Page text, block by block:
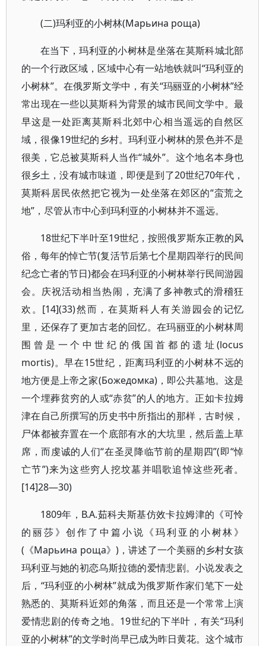
(二)玛利亚的小树林(Марьина роща)
在当下，玛利亚的小树林是坐落在莫斯科城北部
的一个行政区域，区域中心有一站地铁就叫“玛利亚的
小树林”。在俄罗斯文学中，有关“玛丽亚的小树林”经
常出现在一些以莫斯科为背景的城市民间文学中。最
早这是一处距离莫斯科北郊中心相当遥远的自然区
域，很像19世纪的乡村。玛利亚小树林的景色并不是
很美，它总被莫斯科人当作“城外”。这个地名本身也
很乡土，没有城市味道，即便是到了20世纪70年代，
莫斯科居民依然把它视为一处坐落在郊区的“蛮荒之
地”，尽管从市中心到玛利亚的小树林并不遥远。
18世纪下半叶至19世纪，按照俄罗斯东正教的风
俗，每年的悼亡节(复活节后第七个星期四举行的民间
纪念亡者的节日)都会在玛利亚的小树林举行民间游园
会。庆祝活动相当热闹，充满了多神教式的滑稽狂
欢。[14](33)然而，在莫斯科人有关游园会的记忆
里，还保存了更加古老的回忆。在玛丽亚的小树林周
围曾是一个中世纪的俄国首都的遗址(locus
mortis)。早在15世纪，距离玛利亚的小树林不远的
地方便是上帝之家(Божедомка)，即公共墓地。这是
一个埋葬贫穷的人或“赤贫”的人的地方。正如卡拉姆
津在自己所撰写的历史书中所指出的那样，古时候，
尸体都被弃置在一个底部有水的大坑里，然后盖上草
席，而虔诚的人们“在圣灵降临节前的星期四”(即“悼
亡节”)来为这些穷人挖坟墓并唱歌追悼这些死者。
[14]28—30)
1809年，В.А.茹科夫斯基仿效卡拉姆津的《可怜
的丽莎》创作了中篇小说《玛利亚的小树林》
(《Марьина роща》)，讲述了一个美丽的乡村女孩
玛利亚与她的初恋乌斯拉德的爱情悲剧。小说发表之
后，“玛利亚的小树林”就成为俄罗斯作家们笔下一处
熟悉的、莫斯科近郊的角落，而且还是一个常常上演
爱情悲剧的传奇之地。19世纪的下半叶，有关“玛利
亚的小树林”的文学时尚早已成为昨日黄花。这个城市